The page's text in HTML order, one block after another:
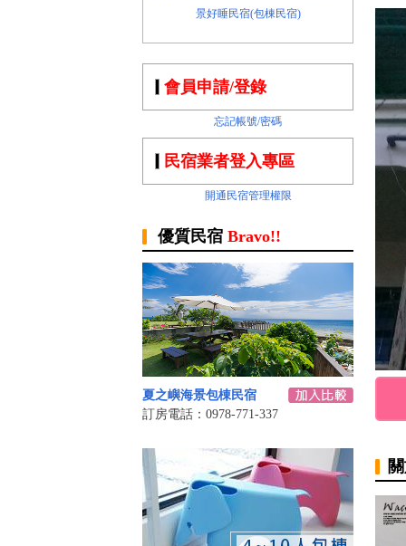
景好睡民宿(包棟民宿)
會員申請/登錄
忘記帳號/密碼
民宿業者登入專區
開通民宿管理權限
優質民宿 Bravo!!
夏之嶼海景包棟民宿
訂房電話：0978-771-337